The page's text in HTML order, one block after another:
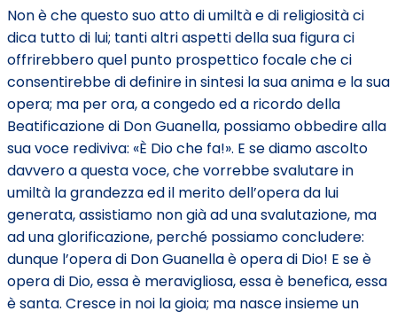
Non è che questo suo atto di umiltà e di religiosità ci
dica tutto di lui; tanti altri aspetti della sua figura ci
offrirebbero quel punto prospettico focale che ci
consentirebbe di definire in sintesi la sua anima e la sua
opera; ma per ora, a congedo ed a ricordo della
Beatificazione di Don Guanella, possiamo obbedire alla
sua voce rediviva: «È Dio che fa!». E se diamo ascolto
davvero a questa voce, che vorrebbe svalutare in
umiltà la grandezza ed il merito dell’opera da lui
generata, assistiamo non già ad una svalutazione, ma
ad una glorificazione, perché possiamo concludere:
dunque l’opera di Don Guanella è opera di Dio! E se è
opera di Dio, essa è meravigliosa, essa è benefica, essa
è santa. Cresce in noi la gioia; ma nasce insieme un